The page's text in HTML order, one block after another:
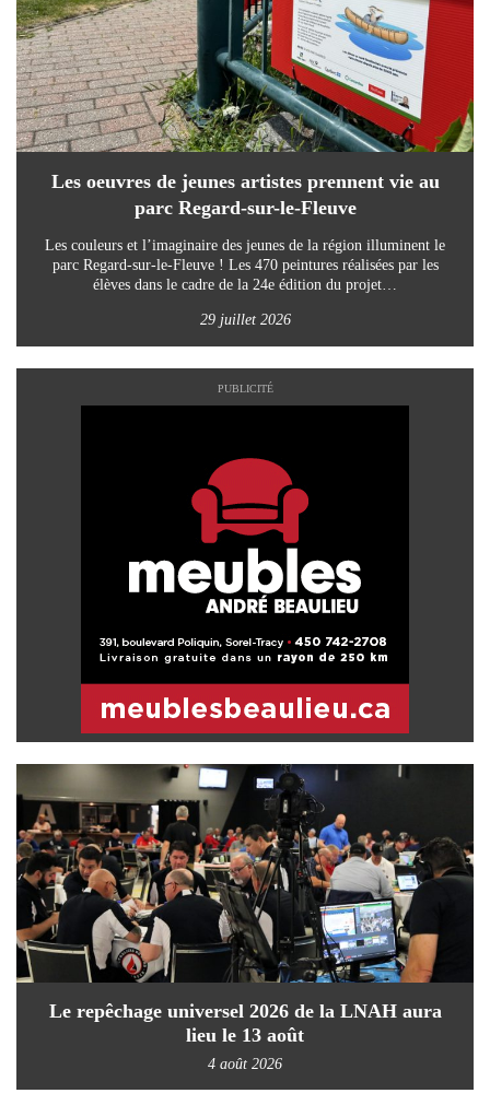
PUBLICITÉ
Le repêchage universel 2026 de la LNAH aura
lieu le 13 août
4 août 2026
Les oeuvres de jeunes artistes prennent vie au
parc Regard-sur-le-Fleuve
Les couleurs et l’imaginaire des jeunes de la région illuminent le
parc Regard-sur-le-Fleuve ! Les 470 peintures réalisées par les
élèves dans le cadre de la 24e édition du projet…
29 juillet 2026